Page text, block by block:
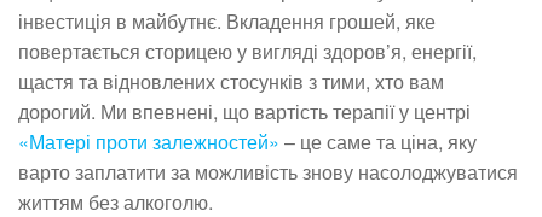
інвестиція в майбутнє. Вкладення грошей, яке
повертається сторицею у вигляді здоров’я, енергії,
щастя та відновлених стосунків з тими, хто вам
дорогий. Ми впевнені, що вартість терапії у центрі
«Матері проти залежностей» – це саме та ціна, яку
варто заплатити за можливість знову насолоджуватися
життям без алкоголю.